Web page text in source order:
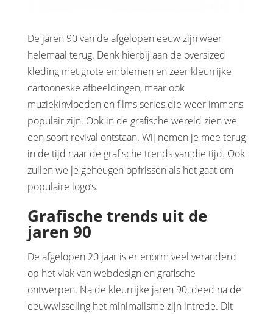
De jaren 90 van de afgelopen eeuw zijn weer
helemaal terug. Denk hierbij aan de oversized
kleding met grote emblemen en zeer kleurrijke
cartooneske afbeeldingen, maar ook
muziekinvloeden en films series die weer immens
populair zijn. Ook in de grafische wereld zien we
een soort revival ontstaan. Wij nemen je mee terug
in de tijd naar de grafische trends van die tijd. Ook
zullen we je geheugen opfrissen als het gaat om
populaire logo’s.
Grafische trends uit de
jaren 90
De afgelopen 20 jaar is er enorm veel veranderd
op het vlak van webdesign en grafische
ontwerpen. Na de kleurrijke jaren 90, deed na de
eeuwwisseling het minimalisme zijn intrede. Dit